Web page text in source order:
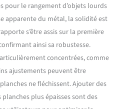
pour le rangement d’objets lourds
apparente du métal, la solidité est
s’être assis sur la première
ainsi sa robustesse.
concentrées, comme
ajustements peuvent être
ne fléchissent. Ajouter des
plus épaisses sont des